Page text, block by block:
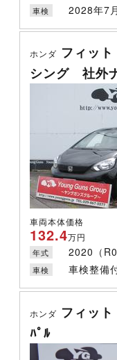
車検 2028年7月
ホンダ フィッ
シング 社外
車両本体価格
132.4万円
年式 2020（
車検 車検整備
ホンダ フィッ
ﾊﾟﾙ